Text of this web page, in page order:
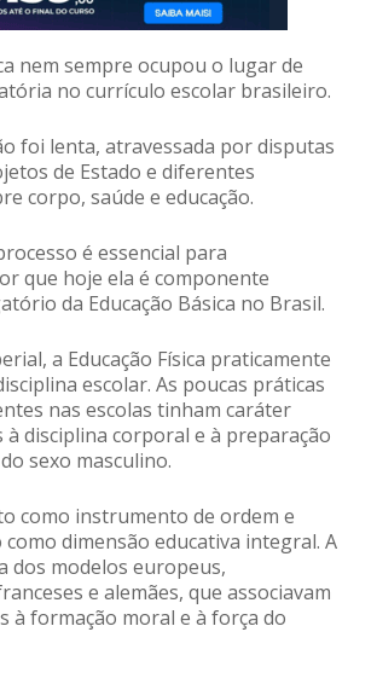
nem sempre ocupou o lugar de
no currículo escolar brasileiro.
foi lenta, atravessada por disputas
de Estado e diferentes
corpo, saúde e educação.
é essencial para
que hoje ela é componente
da Educação Básica no Brasil.
a Educação Física praticamente
escolar. As poucas práticas
nas escolas tinham caráter
à disciplina corporal e à preparação
sexo masculino.
como instrumento de ordem e
dimensão educativa integral. A
dos modelos europeus,
e alemães, que associavam
à formação moral e à força do